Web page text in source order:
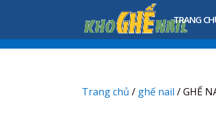
TRANG
Trang chủ / ghế nail / GHẾ